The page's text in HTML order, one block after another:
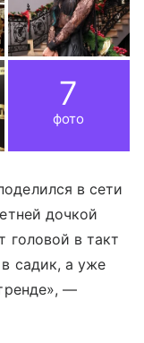
7
фото
в сети
дочкой
головой в такт
садик, а уже
—